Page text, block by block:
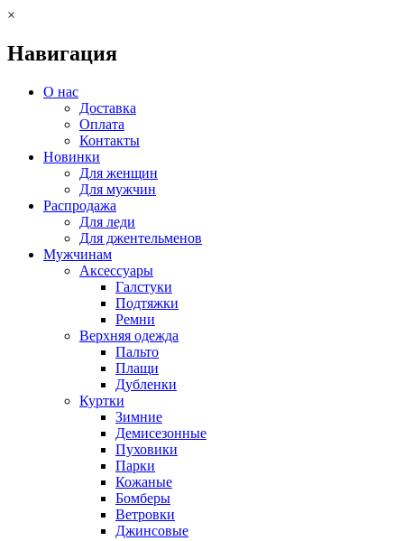
×
Навигация
О нас
Доставка
Оплата
Контакты
Новинки
Для женщин
Для мужчин
Распродажа
Для леди
Для джентельменов
Мужчинам
Аксессуары
Галстуки
Подтяжки
Ремни
Верхняя одежда
Пальто
Плащи
Дубленки
Куртки
Зимние
Демисезонные
Пуховики
Парки
Кожаные
Бомберы
Ветровки
Джинсовые